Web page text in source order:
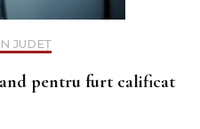
JUDEȚ
pentru furt calificat